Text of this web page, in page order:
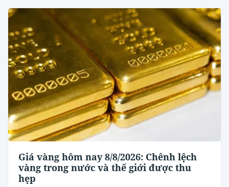
Giá vàng hôm nay 8/8/2026: Chênh lệch
vàng trong nước và thế giới được thu
hẹp